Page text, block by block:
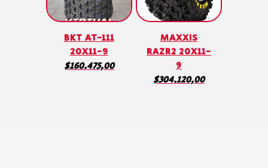
BKT AT-111
20X11-9
$160.475,00
MAXXIS
RAZR2 20X11-
9
$304.120,00